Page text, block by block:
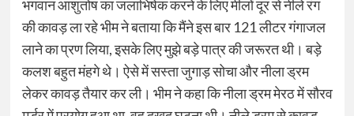
भगवान आशुतोष का जलाभिषेक करने के लिए मीलों दूर से नीले रंग
की कावड़ ला रहे भीम ने बताया कि मैंने इस बार 121 लीटर गंगाजल
लाने का प्रण लिया, इसके लिए मुझे बड़े पात्र की जरूरत थी। बड़े
कलश बहुत मंहगे थे। ऐसे में सस्ता जुगाड़ सोचा और नीला ड्रम
लेकर कावड़ तैयार कर ली। भीम ने कहा कि नीला ड्रम मेरठ में सौरव